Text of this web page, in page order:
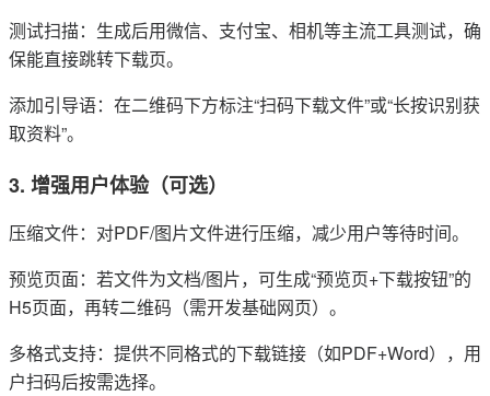
测试扫描：生成后用微信、支付宝、相机等主流工具测试，确
保能直接跳转下载页。
添加引导语：在二维码下方标注“扫码下载文件”或“长按识别获
取资料”。
3. 增强用户体验（可选）
压缩文件：对PDF/图片文件进行压缩，减少用户等待时间。
预览页面：若文件为文档/图片，可生成“预览页+下载按钮”的
H5页面，再转二维码（需开发基础网页）。
多格式支持：提供不同格式的下载链接（如PDF+Word），用
户扫码后按需选择。